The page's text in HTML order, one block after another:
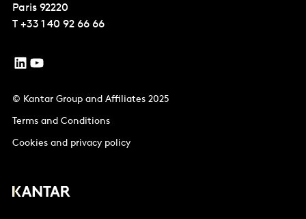
Paris 92220
T +33 1 40 92 66 66
© Kantar Group and Affiliates 2025
Terms and Conditions
Cookies and privacy policy